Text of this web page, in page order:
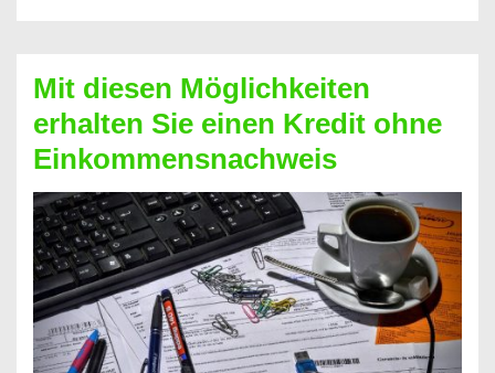
Mit diesen Möglichkeiten
erhalten Sie einen Kredit ohne
Einkommensnachweis